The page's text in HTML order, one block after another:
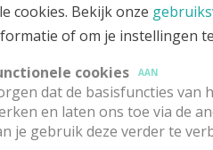
verschillende
zoeken.
cookies. Bekijk onze
of om je instellingen
cookies
AAN
dat de basisfuncties van
en laten ons toe via de
je gebruik deze verder te